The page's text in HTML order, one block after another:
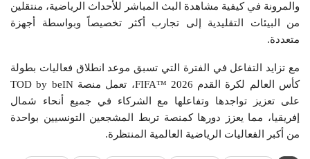
والمرونة في كيفية مشاهدة البث المباشر للأحداث الرياضية، منتقلين
من البيئات التقليدية إلى تجارب أكثر تخصيصاً وبواسطة أجهزة
متعددة.
مع تزايد التفاعل في الفترة التي تسبق موعد انطلاق فعاليات بطولة
كأس العالم لكرة القدم 2026 ™FIFA، تعمل منصة TOD by beIN
على تعزيز تواجدها وتفاعلها مع الشركاء في جميع أنحاء شمال
إفريقيا، مما يعزز دورها كمنصة تربط المشجعين التونسيين بواحدة
من أكبر الفعاليات الرياضية العالمية المنتظرة.